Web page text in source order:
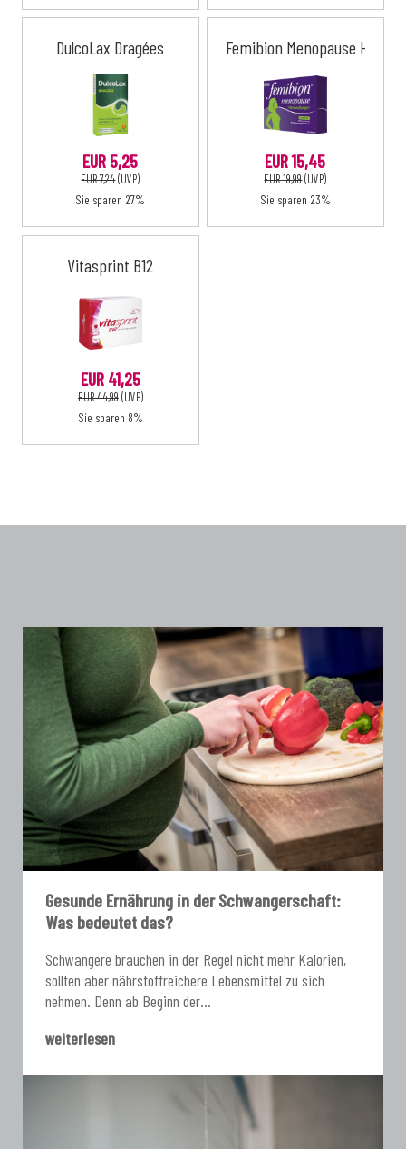
DulcoLax Dragées
EUR 5,25
EUR 7,24(UVP)
Sie sparen 27%
Femibion Menopause
EUR 15,45
EUR 19,99(UVP)
Sie sparen 23%
Vitasprint B12
EUR 41,25
EUR 44,99(UVP)
Sie sparen 8%
Gesunde Ernährung in der Schwangerschaft:
Was bedeutet das?
Schwangere brauchen in der Regel nicht mehr Kalorien,
sollten aber nährstoffreichere Lebensmittel zu sich
nehmen. Denn ab Beginn der...
weiterlesen